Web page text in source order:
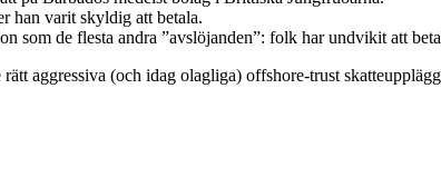
han varit skyldig att betala.
som de flesta andra ”avslöjanden”: folk har undvikit att
aggressiva (och idag olagliga) offshore-trust